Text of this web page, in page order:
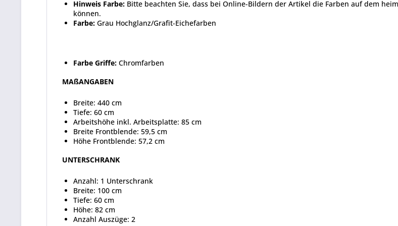
Hinweis Farbe: Bitte beachten Sie, dass bei Online-Bildern der Artikel die Farben auf dem
können.
Farbe: Grau Hochglanz/Grafit-Eichefarben
Farbe Griffe: Chromfarben
MAßANGABEN
Breite: 440 cm
Tiefe: 60 cm
Arbeitshöhe inkl. Arbeitsplatte: 85 cm
Breite Frontblende: 59,5 cm
Höhe Frontblende: 57,2 cm
UNTERSCHRANK
Anzahl: 1 Unterschrank
Breite: 100 cm
Tiefe: 60 cm
Höhe: 82 cm
Anzahl Auszüge: 2